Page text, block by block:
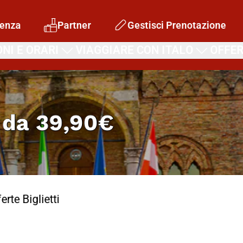
Partner Gestisci Prenotazione
da39,90€
Biglietti